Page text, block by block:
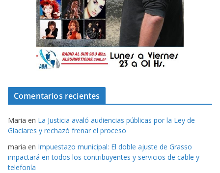
Comentarios recientes
Maria en La Justicia avaló audiencias públicas por la Ley de
Glaciares y rechazó frenar el proceso
maria en Impuestazo municipal: El doble ajuste de Grasso
impactará en todos los contribuyentes y servicios de cable y
telefonía